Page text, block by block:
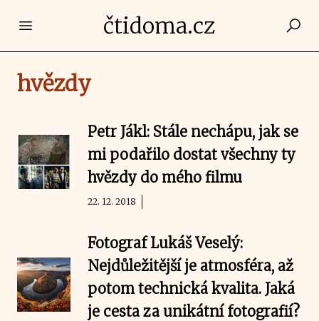
Open main menučtidoma.cz
hvězdy
Petr Jákl: Stále nechápu, jak se
mi podařilo dostat všechny ty
hvězdy do mého filmu
22. 12. 2018
Fotograf Lukáš Veselý:
Nejdůležitější je atmosféra, až
potom technická kvalita. Jaká
je cesta za unikátní fotografií?